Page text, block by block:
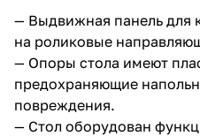
— Выдвижная панель для
на роликовые
— Опоры стола имеют
предохраняющие
повреждения.
— Стол оборудован